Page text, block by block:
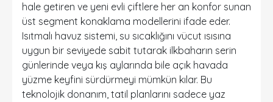
hale getiren ve yeni evli çiftlere her an konfor sunan
üst segment konaklama modellerini ifade eder.
Isıtmalı havuz sistemi, su sıcaklığını vücut ısısına
uygun bir seviyede sabit tutarak ilkbaharın serin
günlerinde veya kış aylarında bile açık havada
yüzme keyfini sürdürmeyi mümkün kılar. Bu
teknolojik donanım, tatil planlarını sadece yaz